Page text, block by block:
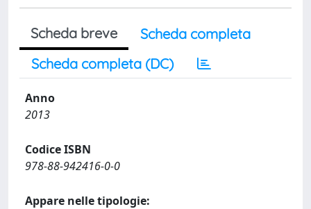
Scheda breve
Scheda completa
Scheda completa (DC)
Anno
2013
Codice ISBN
978-88-942416-0-0
Appare nelle tipologie: